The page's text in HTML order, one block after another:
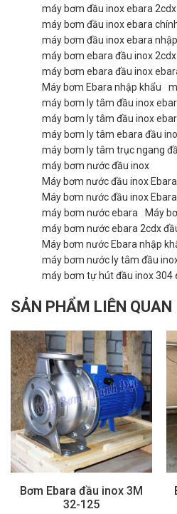
máy bơm đầu inox ebara
máy bơm đầu inox ebara
máy bơm đầu inox ebara
máy bơm ebara đầu inox
máy bơm ebara đầu inox
Máy bơm Ebara nhập khẩu
máy bơm ly tâm đầu inox
máy bơm ly tâm đầu inox
máy bơm ly tâm ebara đầu
máy bơm ly tâm trục ngang
máy bơm nước đầu inox
Máy bơm nước đầu inox
Máy bơm nước đầu inox
máy bơm nước ebara
Máy
máy bơm nước ebara 2cdx
Máy bơm nước Ebara nhập
máy bơm nước ly tâm đầu
máy bơm tự hút đầu inox 304
SẢN PHẨM LIÊN QUAN
Bơm Ebara đầu inox 3M
32-125